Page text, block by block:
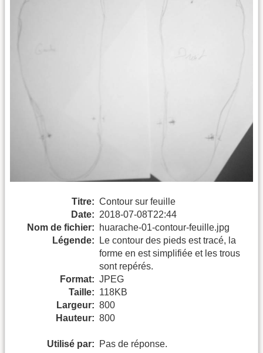
Titre: Contour sur feuille
Date: 2018-07-08T22:44
Nom de fichier:
huarache-01-contour-feuille.jpg
Légende:
Le contour des pieds est tracé, la
forme en est simplifiée et les trous
sont repérés.
Format: JPEG
Taille: 118KB
Largeur: 800
Hauteur: 800
Utilisé par: Pas de réponse.